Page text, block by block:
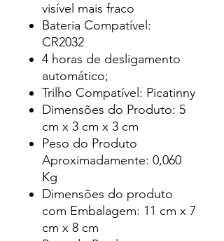
visível mais fraco
Bateria Compatível:
CR2032
4 horas de desligamento
automático;
Trilho Compatível: Picatinny
Dimensões do Produto: 5
cm x 3 cm x 3 cm
Peso do Produto
Aproximadamente: 0,060
Kg
Dimensões do produto
com Embalagem: 11 cm x 7
cm x 8 cm